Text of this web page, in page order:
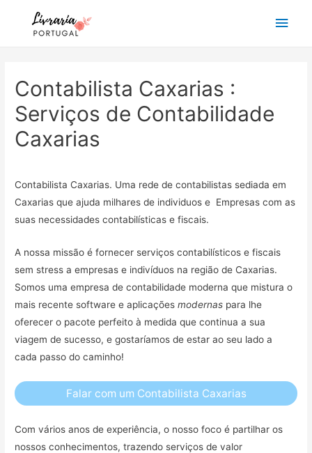
Main
Contabilista Caxarias :
Serviços de Contabilidade
Caxarias
Contabilista Caxarias. Uma rede de contabilistas sediada em
Caxarias que ajuda milhares de individuos e Empresas com as
suas necessidades contabilísticas e fiscais.
A nossa missão é fornecer serviços contabilísticos e fiscais
sem stress a empresas e indivíduos na região de Caxarias.
Somos uma empresa de contabilidade moderna que mistura o
mais recente software e aplicaçõesmodernas para lhe
oferecer o pacote perfeito à medida que continua a sua
viagem de sucesso, e gostaríamos de estar ao seu lado a
cada passo do caminho!
Falar com um Contabilista Caxarias
Com vários anos de experiência, o nosso foco é partilhar os
nossos conhecimentos, trazendo serviços de valor